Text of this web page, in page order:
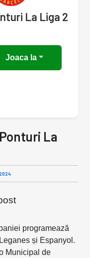
La Liga 2
Joaca la
La
programează
și Espanyol.
Municipal de